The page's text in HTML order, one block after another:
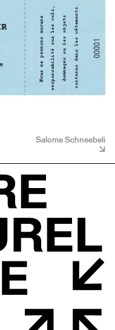
Salome Schneebeli